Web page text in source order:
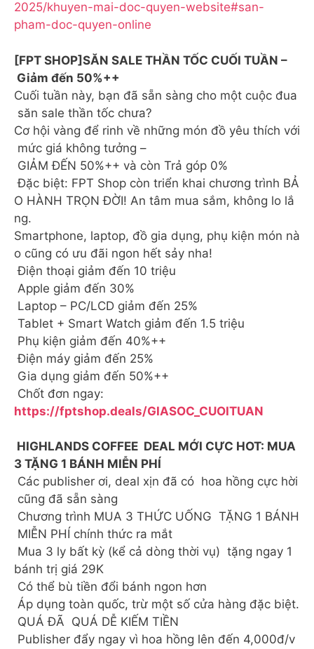
2025/khuyen-mai-doc-quyen-website#san-
pham-doc-quyen-online
[FPT SHOP]SĂN SALE THẦN TỐC CUỐI TUẦN –
Giảm đến 50%++
Cuối tuần này, bạn đã sẵn sàng cho một cuộc đua
săn sale thần tốc chưa?
Cơ hội vàng để rinh về những món đồ yêu thích với
mức giá không tưởng –
GIẢM ĐẾN 50%++ và còn Trả góp 0%
Đặc biệt: FPT Shop còn triển khai chương trình BẢ
O HÀNH TRỌN ĐỜI! An tâm mua sắm, không lo lắ
ng.
Smartphone, laptop, đồ gia dụng, phụ kiện món nà
o cũng có ưu đãi ngon hết sảy nha!
Điện thoại giảm đến 10 triệu
Apple giảm đến 30%
Laptop – PC/LCD giảm đến 25%
Tablet + Smart Watch giảm đến 1.5 triệu
Phụ kiện giảm đến 40%++
Điện máy giảm đến 25%
Gia dụng giảm đến 50%++
Chốt đơn ngay:
https://fptshop.deals/GIASOC_CUOITUAN
HIGHLANDS COFFEE DEAL MỚI CỰC HOT: MUA
3 TẶNG 1 BÁNH MIỄN PHÍ
Các publisher ơi, deal xịn đã có hoa hồng cực hời
cũng đã sẵn sàng
Chương trình MUA 3 THỨC UỐNG TẶNG 1 BÁNH
MIỄN PHÍ chính thức ra mắt
Mua 3 ly bất kỳ (kể cả dòng thời vụ) tặng ngay 1
bánh trị giá 29K
Có thể bù tiền đổi bánh ngon hơn
Áp dụng toàn quốc, trừ một số cửa hàng đặc biệt.
QUÁ ĐÃ QUÁ DỄ KIẾM TIỀN
Publisher đẩy ngay vì hoa hồng lên đến 4,000đ/v